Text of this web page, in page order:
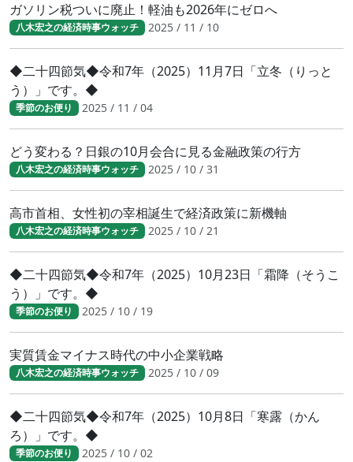
ガソリン税ついに廃止！軽油も2026年にゼロへ
八木宏之の経済時事ウォッチ 2025 / 11 / 10
◆二十四節気◆令和7年（2025）11月7日「立冬（りっと
う）」です。◆
季節のお便り 2025 / 11 / 04
どう変わる？日銀の10月会合に見る金融政策の行方
八木宏之の経済時事ウォッチ 2025 / 10 / 31
高市首相、女性初の宰相誕生で経済政策に新機軸
八木宏之の経済時事ウォッチ 2025 / 10 / 21
◆二十四節気◆令和7年（2025）10月23日「霜降（そうこ
う）」です。◆
季節のお便り 2025 / 10 / 19
実質賃金マイナス時代の中小企業戦略
八木宏之の経済時事ウォッチ 2025 / 10 / 09
◆二十四節気◆令和7年（2025）10月8日「寒露（かん
ろ）」です。◆
季節のお便り 2025 / 10 / 02